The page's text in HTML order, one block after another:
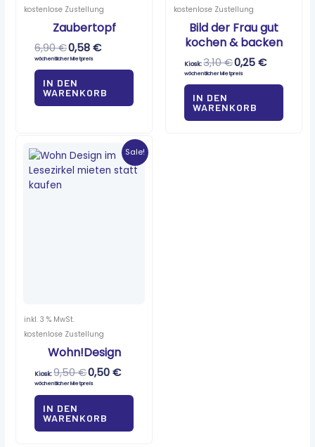
kostenlose Zustellung
Zaubertopf
6,90€0,58€
wöchentlicher Mietpreis
IN DEN
WARENKORB
kostenlose Zustellung
Bild der Frau gut
kochen & backen
Kiosk:3,10€0,25€
wöchentlicher Mietpreis
IN DEN
WARENKORB
Sale!
inkl. 3 % MwSt.
kostenlose Zustellung
Wohn!Design
Kiosk:9,50€
Ursprünglicher
war:
9,50 €
0,50€
Aktueller
Preis
ist:
0,50 €.
wöchentlicher Mietpreis
IN DEN
WARENKORB